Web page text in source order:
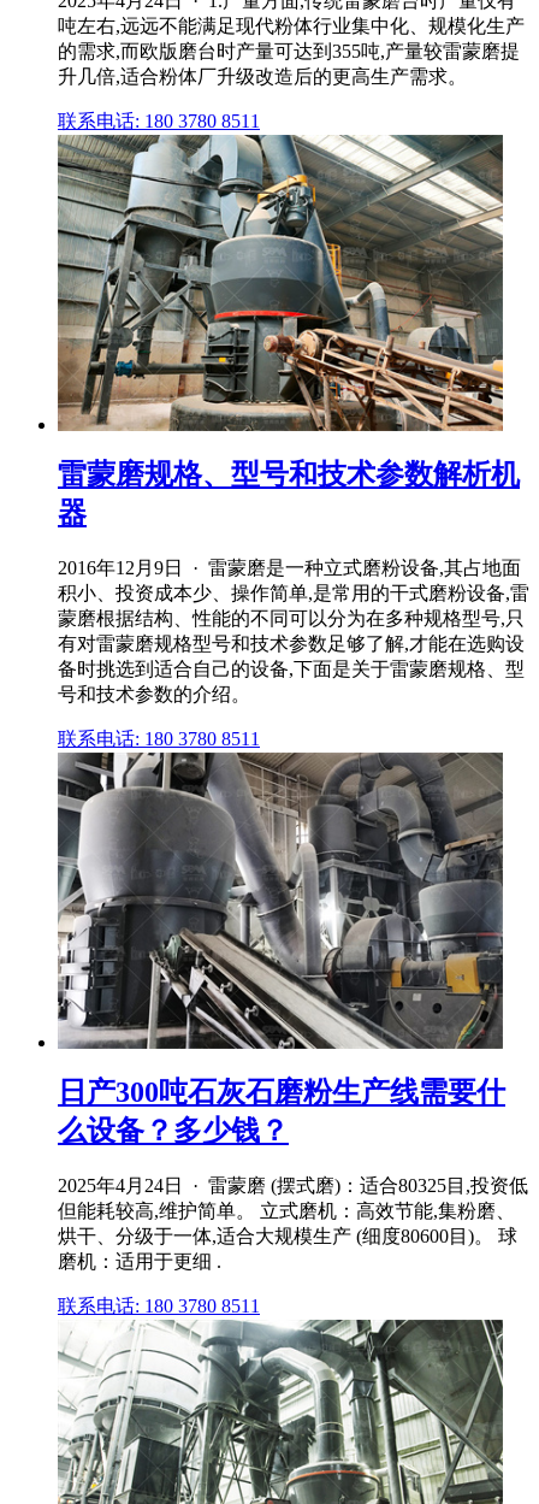
吨左右,远远不能满足现代粉体行业集中化、规模化生产
的需求,而欧版磨台时产量可达到355吨,产量较雷蒙磨提
升几倍,适合粉体厂升级改造后的更高生产需求。
联系电话: 180 3780 8511
雷蒙磨规格、型号和技术参数解析机
器
2016年12月9日 · 雷蒙磨是一种立式磨粉设备,其占地面
积小、投资成本少、操作简单,是常用的干式磨粉设备,雷
蒙磨根据结构、性能的不同可以分为在多种规格型号,只
有对雷蒙磨规格型号和技术参数足够了解,才能在选购设
备时挑选到适合自己的设备,下面是关于雷蒙磨规格、型
号和技术参数的介绍。
联系电话: 180 3780 8511
日产300吨石灰石磨粉生产线需要什
么设备？多少钱？
2025年4月24日 · 雷蒙磨 (摆式磨)：适合80325目,投资低
但能耗较高,维护简单。 立式磨机：高效节能,集粉磨、
烘干、分级于一体,适合大规模生产 (细度80600目)。 球
磨机：适用于更细 .
联系电话: 180 3780 8511